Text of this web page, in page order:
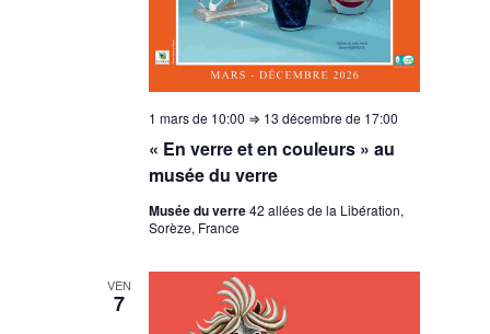
« En verre et en couleurs » au
musée du verre
1 mars de 10:00 ⇒ 13 décembre de 17:00
Musée du verre42 allées de la Libération,
Sorèze, France
VEN
7